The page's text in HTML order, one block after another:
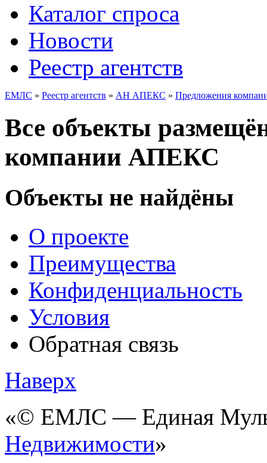
Каталог спроса
Новости
Реестр агентств
ЕМЛС » Реестр агентств » АН АПЕКС » Предложения
Все объекты
компании АПЕКС
Объекты не найдёны
О проекте
Преимущества
Конфиденциальность
Условия
Обратная связь
Наверх
«© ЕМЛС — Единая
Недвижимости»